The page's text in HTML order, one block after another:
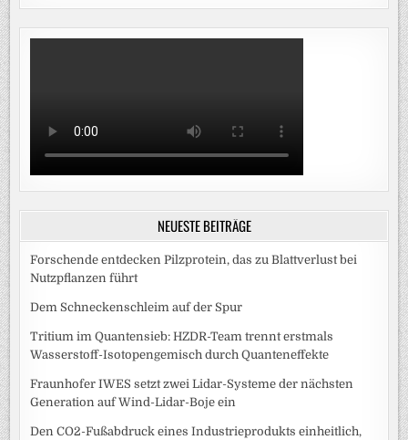
NEUESTE BEITRÄGE
Forschende entdecken Pilzprotein, das zu Blattverlust bei
Nutzpflanzen führt
Dem Schneckenschleim auf der Spur
Tritium im Quantensieb: HZDR-Team trennt erstmals
Wasserstoff-Isotopengemisch durch Quanteneffekte
Fraunhofer IWES setzt zwei Lidar-Systeme der nächsten
Generation auf Wind-Lidar-Boje ein
Den CO2-Fußabdruck eines Industrieprodukts einheitlich,